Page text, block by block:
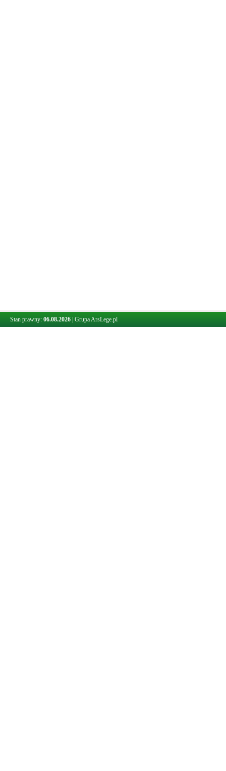
Stan prawny: 06.08.2026 Grupa ArsLege.pl